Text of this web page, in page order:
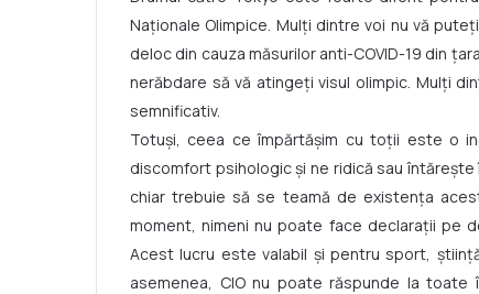
Naționale Olimpice. Mulți dintre voi nu vă
deloc din cauza măsurilor anti-COVID-19 din
nerăbdare să vă atingeți visul olimpic. Mulți
semnificativ.
Totuși, ceea ce împărtășim cu toții este o
discomfort psihologic și ne ridică sau
chiar trebuie să se teamă de existența
moment, nimeni nu poate face declarații pe
Acest lucru este valabil și pentru sport,
asemenea, CIO nu poate răspunde la